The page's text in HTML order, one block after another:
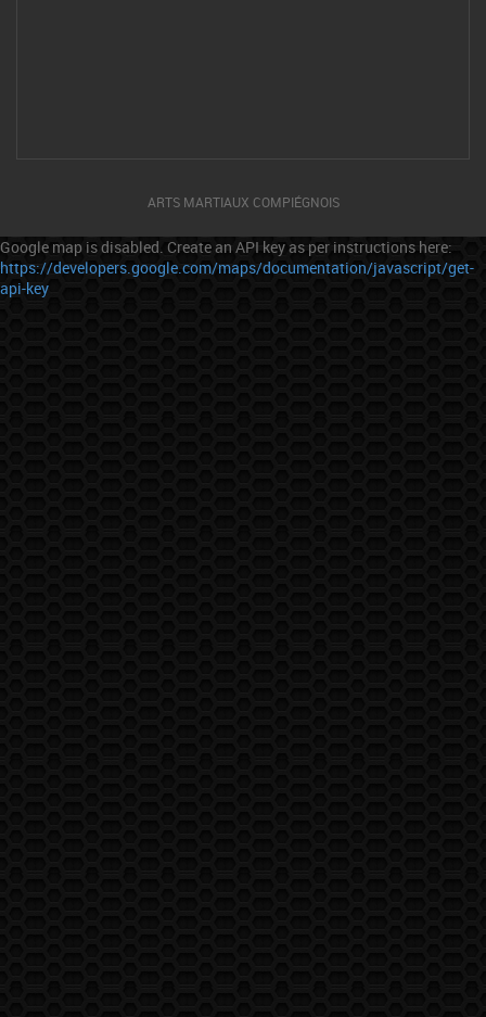
ARTS MARTIAUX COMPIÉGNOIS
Google map is disabled. Create an API key as per instructions here:
https://developers.google.com/maps/documentation/javascript/get-
api-key